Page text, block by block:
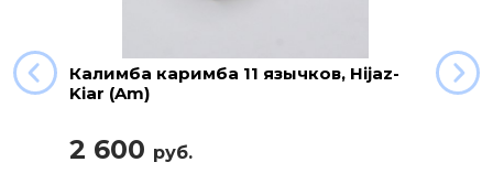
Калимба каримба 11 язычков, Hijaz-
Kiar (Am)
2 600 руб.